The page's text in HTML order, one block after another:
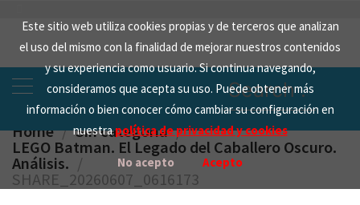
Este sitio web utiliza cookies propias y de terceros que analizan
el uso del mismo con la finalidad de mejorar nuestros contenidos
y su experiencia como usuario. Si continua navegando,
consideramos que acepta su uso. Puede obtener más
información o bien conocer cómo cambiar su configuración en
nuestrapolítica de privacidad y cookies
No acepto Acepto
content
Search
for:
Home Sin categoría
LEGO Batman. El Legado del Caballero Oscuro.
Análisis.
SHARE_20260607_0616173